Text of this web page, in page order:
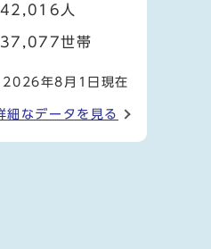
42,016人
37,077世帯
2026年8月1日現在
細なデータを見る